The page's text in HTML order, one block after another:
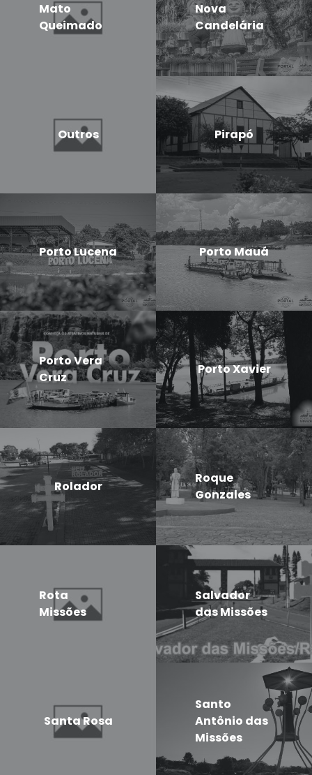
Mato
Queimado
Nova
Candelária
Outros Pirapó
Porto Lucena Porto Mauá
Porto Vera
Cruz
Porto Xavier
Rolador
Roque
Gonzales
Rota
Missões
Salvador
das Missões
Santa Rosa
Santo
Antônio das
Missões